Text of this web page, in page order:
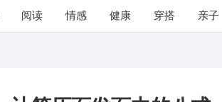
阅读 情感 健康 穿搭 亲子